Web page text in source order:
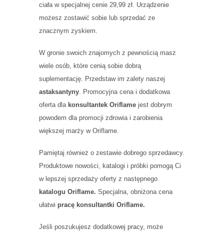
ciała w specjalnej cenie 29,99 zł. Urządzenie
możesz zostawić sobie lub sprzedać ze
znacznym zyskiem.
W gronie swoich znajomych z pewnością masz
wiele osób, które cenią sobie dobrą
suplementację. Przedstaw im zalety naszej
astaksantyny . Promocyjna cena i dodatkowa
oferta dla konsultantek Oriflame jest dobrym
powodem dla promocji zdrowia i zarobienia
większej marży w Oriflame.
Pamiętaj również o zestawie dobrego sprzedawcy.
Produktowe nowości, katalogi i próbki pomogą Ci
w lepszej sprzedaży oferty z następnego
katalogu Oriflame. Specjalna, obniżona cena
ułatwi pracę konsultantki Oriflame.
Jeśli poszukujesz dodatkowej pracy, może